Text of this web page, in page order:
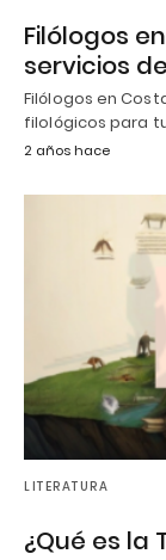
Filólogos
servicios
Filólogos en
filológicos para
2 años hace
LITERATURA
¿Qué es la